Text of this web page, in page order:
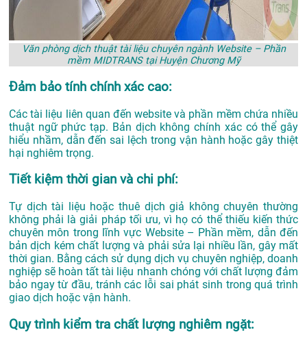
Văn phòng dịch thuật tài liệu chuyên ngành Website – Phần
mềm MIDTRANS tại Huyện Chương Mỹ
Đảm bảo tính chính xác cao:
Các tài liệu liên quan đến website và phần mềm chứa nhiều
thuật ngữ phức tạp. Bản dịch không chính xác có thể gây
hiểu nhầm, dẫn đến sai lệch trong vận hành hoặc gây thiệt
hại nghiêm trọng.
Tiết kiệm thời gian và chi phí:
Tự dịch tài liệu hoặc thuê dịch giả không chuyên thường
không phải là giải pháp tối ưu, vì họ có thể thiếu kiến thức
chuyên môn trong lĩnh vực Website – Phần mềm, dẫn đến
bản dịch kém chất lượng và phải sửa lại nhiều lần, gây mất
thời gian. Bằng cách sử dụng dịch vụ chuyên nghiệp, doanh
nghiệp sẽ hoàn tất tài liệu nhanh chóng với chất lượng đảm
bảo ngay từ đầu, tránh các lỗi sai phát sinh trong quá trình
giao dịch hoặc vận hành.
Quy trình kiểm tra chất lượng nghiêm ngặt: